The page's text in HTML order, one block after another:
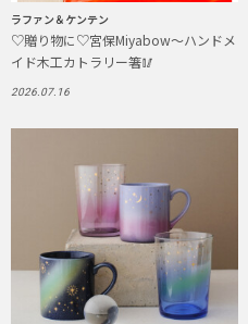
ラファン＆ケンテン
♡贈り物に♡宮保Miyabow〜ハンドメ
イド木工カトラリー箸🥢
2026.07.16